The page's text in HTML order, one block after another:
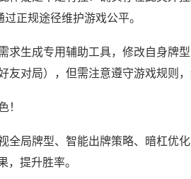
正规途径维护游戏公平。
求生成专用辅助工具，修改自身牌
友对局），但需注意遵守游戏规则，
！
全局牌型、智能出牌策略、暗杠优
提升胜率。